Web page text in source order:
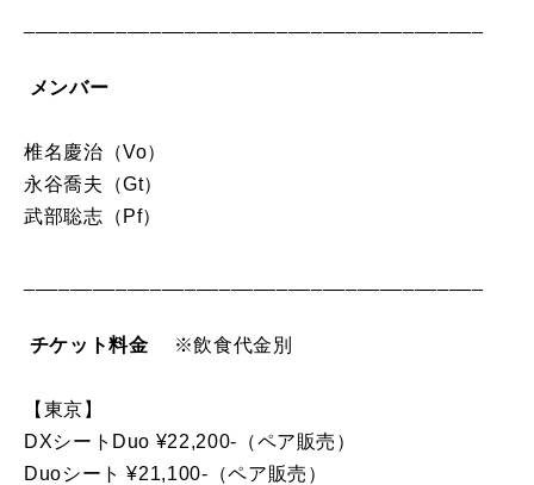
メンバー
椎名慶治（Vo）
永谷喬夫（Gt）
武部聡志（Pf）
チケット料金 ※飲食代金別
【東京】
DXシートDuo ¥22,200-（ペア販売）
Duoシート ¥21,100-（ペア販売）